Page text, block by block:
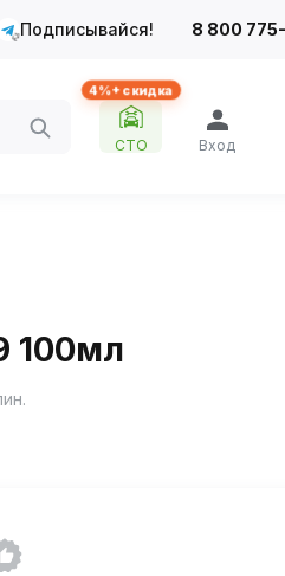
Подписывайся! 8 800
4%+ скидка
СТО Вход
100мл